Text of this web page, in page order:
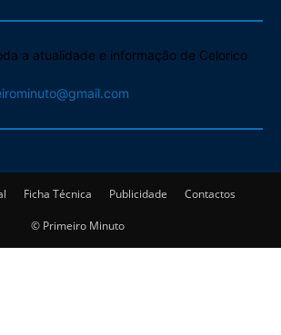
a atualidade e informação de Celorico
Ficha Técnica Publicidade Contactos
© Primeiro Minuto